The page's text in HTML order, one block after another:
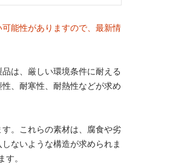
能性がありますので、最新情
は、厳しい環境条件に耐える
、耐寒性、耐熱性などが求め
。これらの素材は、腐食や劣
ないような構造が求められま
。